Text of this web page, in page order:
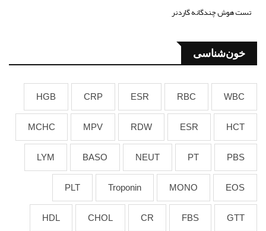
تست هوش چندگانه گاردنر
خون‌شناسی
WBC
RBC
ESR
CRP
HGB
HCT
ESR
RDW
MPV
MCHC
PBS
PT
NEUT
BASO
LYM
EOS
MONO
Troponin
PLT
GTT
FBS
CR
CHOL
HDL